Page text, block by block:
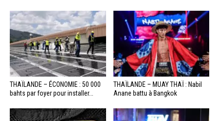
THAÏLANDE – ÉCONOMIE : 50 000
bahts par foyer pour installer...
THAÏLANDE – MUAY THAÏ : Nabil
Anane battu à Bangkok